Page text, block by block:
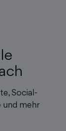
Social-
und mehr